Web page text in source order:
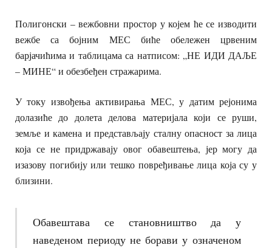
Полигонски – вежбовни простор у којем ће се изводити
вежбе са бојним МЕС биће обележен црвеним
барјачићима и таблицама са натписом: „НЕ ИДИ ДАЉЕ
– МИНЕ“ и обезбеђен стражарима.
У току извођења активирања МЕС, у датим рејонима
долазиће до долета делова материјала који се руши,
земље и камена и представљају сталну опасност за лица
која се не придржавају овог обавештења, јер могу да
изазову погибију или тешко повређивање лица која су у
близини.
Обавештава се становништво да у
наведеном периоду не борави у означеном